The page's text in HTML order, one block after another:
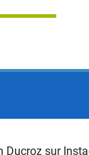
Ducroz sur